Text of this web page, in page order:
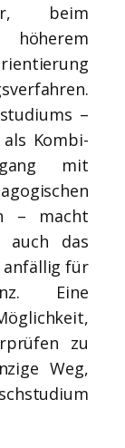
beim
–
Kombi-
mit
– macht
auch das
anfällig für
Eine
zu
Weg,